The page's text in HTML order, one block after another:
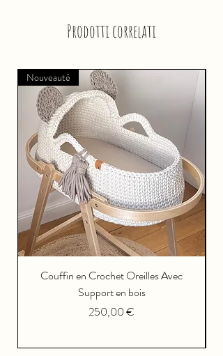
Prodotti correlati
Nouveauté
Couffin en Crochet Oreilles Avec
Support en bois
Prezzo
250,00 €